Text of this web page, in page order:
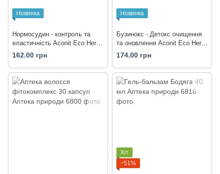
Новинка
Нормосудин - контроль та
еластичність Aconit Eco Herb
120 мл
162.00 грн
Новинка
Бузинокс - Детокс очищення
та оновлення Aconit Eco Herb
120 мл
174.00 грн
Хіт
−51%